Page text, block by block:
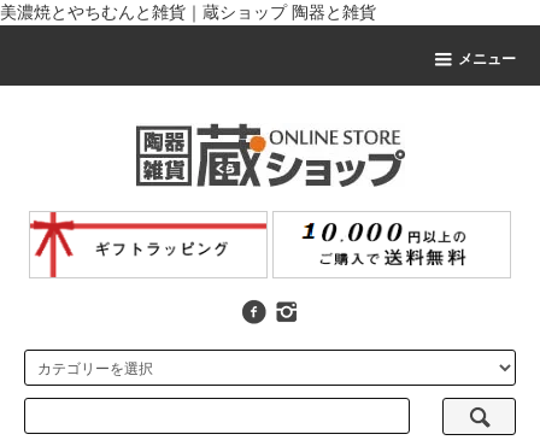
美濃焼とやちむんと雑貨｜蔵ショップ 陶器と雑貨
メニュー